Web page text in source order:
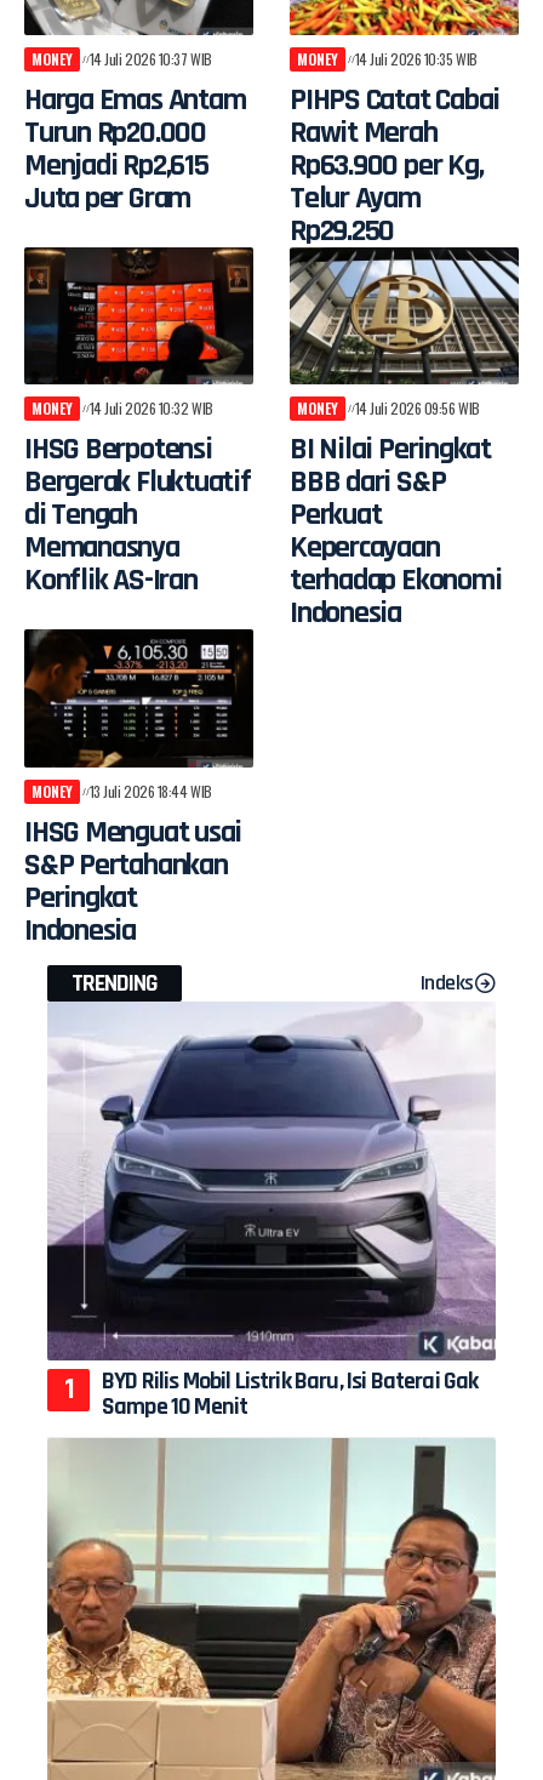
MONEY 14 Juli 2026 10:37 WIB
Harga Emas Antam
Turun Rp20.000
Menjadi Rp2,615
Juta per Gram
MONEY 14 Juli 2026 10:35 WIB
PIHPS Catat Cabai
Rawit Merah
Rp63.900 per Kg,
Telur Ayam
Rp29.250
MONEY 14 Juli 2026 10:32 WIB
IHSG Berpotensi
Bergerak Fluktuatif
di Tengah
Memanasnya
Konflik AS-Iran
MONEY 14 Juli 2026 09:56 WIB
BI Nilai Peringkat
BBB dari S&P
Perkuat
Kepercayaan
terhadap Ekonomi
Indonesia
MONEY 13 Juli 2026 18:44 WIB
IHSG Menguat usai
S&P Pertahankan
Peringkat
Indonesia
TRENDING Indeks
BYD Rilis Mobil Listrik Baru, Isi Baterai Gak
Sampe 10 Menit